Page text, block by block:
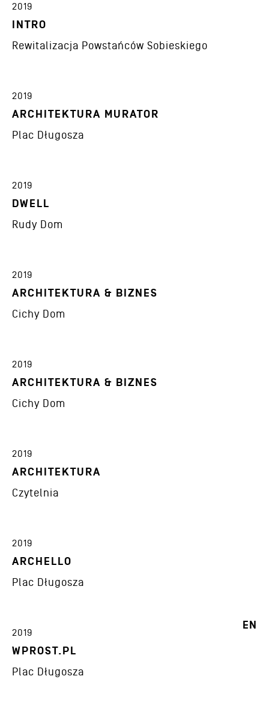
EN
2019
INTRO
Rewitalizacja Powstańców Sobieskiego
2019
ARCHITEKTURA MURATOR
Plac Długosza
2019
DWELL
Rudy Dom
2019
ARCHITEKTURA & BIZNES
Cichy Dom
2019
ARCHITEKTURA & BIZNES
Cichy Dom
2019
ARCHITEKTURA
Czytelnia
2019
ARCHELLO
Plac Długosza
2019
WPROST.PL
Plac Długosza